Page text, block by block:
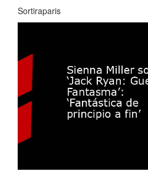
Sortiraparis